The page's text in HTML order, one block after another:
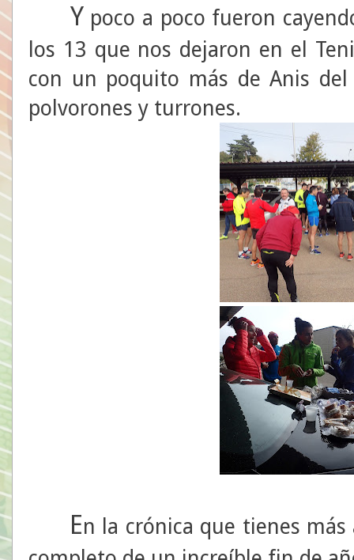
Y poco a poco fueron
los 13 que nos dejaron en el
con un poquito más de Anis
polvorones y turrones.
En la crónica que tienes